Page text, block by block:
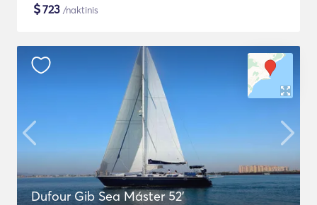
$723 /naktinis
Dufour Gib Sea Máster 52’